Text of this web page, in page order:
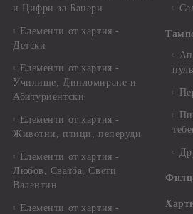
и Цифри за Банери
Елементи от хартия -
Детски
Елементи от хартия -
Училище, Дипломиране и
Абитуриентски
Елементи от хартия -
Животни, птици, пеперуди
Елементи от хартия -
Любов, Сватба, Свети
Валентин
Елементи от хартия -
Филц